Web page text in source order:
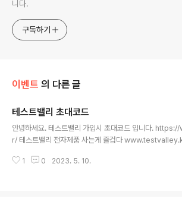
니다.
구독하기
이벤트 의 다른 글
테스트밸리 초대코드
안녕하세요. 테스트밸리 가입시 초대코드 입니다.
r/ 테스트밸리 전자제품 사는게 즐겁다
1 0 2023. 5. 10.